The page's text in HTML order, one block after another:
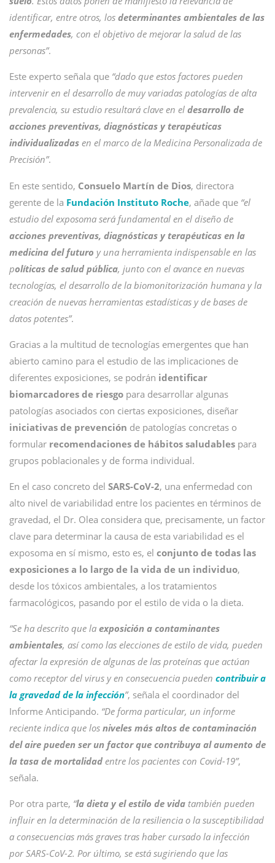
identificar, entre otros, los determinantes ambientales de las
enfermedades, con el objetivo de mejorar la salud de las
personas”.
Este experto señala que “dado que estos factores pueden
intervenir en el desarrollo de muy variadas patologías de alta
prevalencia, su estudio resultará clave en el desarrollo de
acciones preventivas, diagnósticas y terapéuticas
individualizadas en el marco de la Medicina Personalizada de
Precisión”.
En este sentido, Consuelo Martín de Dios, directora
gerente de la Fundación Instituto Roche, añade que “el
estudio del exposoma será fundamental en el diseño de
acciones preventivas, diagnósticas y terapéuticas en la
medicina del futuro y una herramienta indispensable en las
políticas de salud pública, junto con el avance en nuevas
tecnologías, el desarrollo de la biomonitorización humana y la
creación de nuevas herramientas estadísticas y de bases de
datos potentes”.
Gracias a la multitud de tecnologías emergentes que han
abierto camino para el estudio de las implicaciones de
diferentes exposiciones, se podrán identificar
biomarcadores de riesgo para desarrollar algunas
patologías asociados con ciertas exposiciones, diseñar
iniciativas de prevención de patologías concretas o
formular recomendaciones de hábitos saludables para
grupos poblacionales y de forma individual.
En el caso concreto del SARS-CoV-2, una enfermedad con
alto nivel de variabilidad entre los pacientes en términos de
gravedad, el Dr. Olea considera que, precisamente, un factor
clave para determinar la causa de esta variabilidad es el
exposoma en sí mismo, esto es, el conjunto de todas las
exposiciones a lo largo de la vida de un individuo,
desde los tóxicos ambientales, a los tratamientos
farmacológicos, pasando por el estilo de vida o la dieta.
“Se ha descrito que la exposición a contaminantes
ambientales, así como las elecciones de estilo de vida, pueden
afectar la expresión de algunas de las proteínas que actúan
como receptor del virus y en consecuencia pueden contribuir a
la gravedad de la infección”, señala el coordinador del
Informe Anticipando. “De forma particular, un informe
reciente indica que los niveles más altos de contaminación
del aire pueden ser un factor que contribuya al aumento de
la tasa de mortalidadentre los pacientes con Covid-19”,
señala.
Por otra parte, “la dieta y el estilo de vida también pueden
influir en la determinación de la resiliencia o la susceptibilidad
a consecuencias más graves tras haber cursado la infección
por SARS-CoV-2. Por último, se está sugiriendo que las